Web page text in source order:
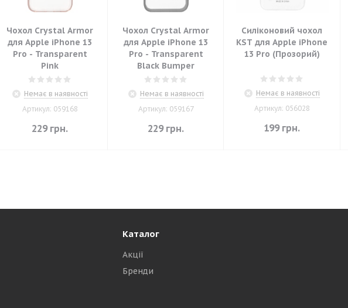
Чохол Crystal Armor
для Apple iPhone 13
Pro - Transparent
Pink
Немає в наявності
Артикул: 059168
229грн.
Чохол Crystal Armor
для Apple iPhone 13
Pro - Transparent
Black Bumper
Немає в наявності
Артикул: 059167
229грн.
Силіконовий чохол
KST для Apple iPhone
13 Pro (Прозорий)
Немає в наявності
Артикул: 056028
199грн.
Каталог
Акції
Бренди